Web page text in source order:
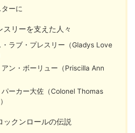
ーに
スリーを支えた人々
ラブ・プレスリー（Gladys Love
ン・ボーリュー（Priscilla Ann
ーカー大佐（Colonel Thomas
ックンロールの伝説